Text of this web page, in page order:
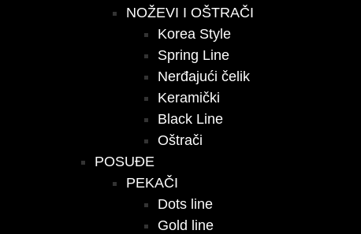
NOŽEVI I OŠTRAČI
Korea Style
Spring Line
Nerđajući čelik
Keramički
Black Line
Oštrači
POSUĐE
PEKAČI
Dots line
Gold line